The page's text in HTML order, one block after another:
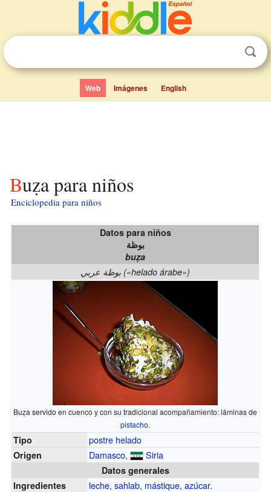
Web Imágenes English
Buẓa para niños
Enciclopedia para niños
Datos para niños
بوظة
buẓa
بوظة عربي («helado árabe»)
Buẓa servido en cuenco y con su tradicional acompañamiento: láminas de
pistacho.
Tipo postre helado
Origen Damasco, Siria
Datos generales
Ingredientes
leche,sahlab, mástique,azúcar.